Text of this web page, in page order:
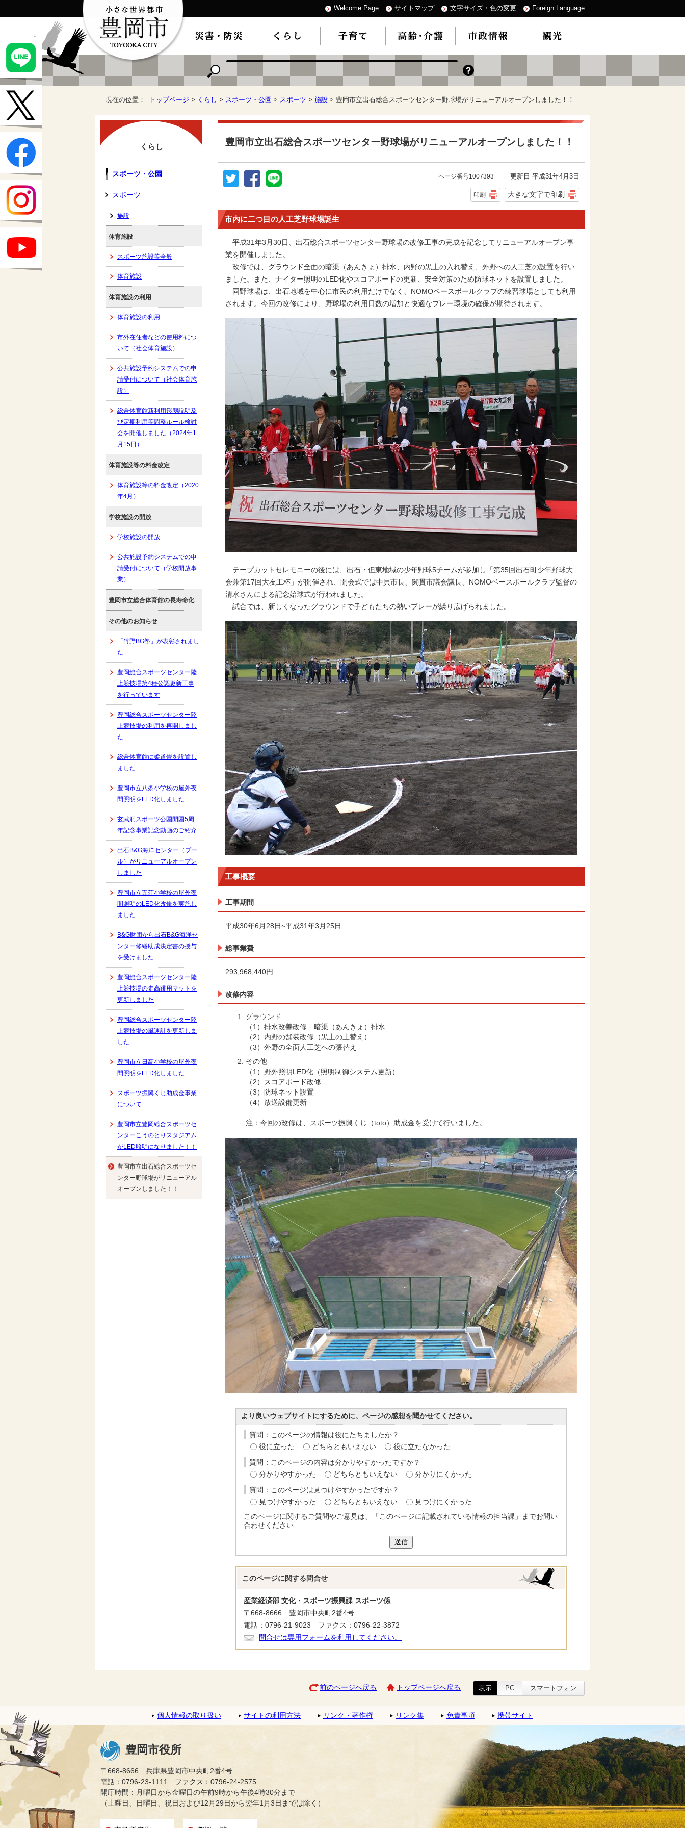
Welcome Page サイトマップ 文字サイズ・色の変更 Foreign Language
現在の位置： トップページ > くらし > スポーツ・公園 > スポーツ > 施設 > 豊岡市立出石総合スポーツセンター野球場がリニューアルオープンしました！！
豊岡市立出石総合スポーツセンター野球場がリニューアルオープンしました！！
ページ番号1007393 更新日 平成31年4月3日
印刷 大きな文字で印刷
市内に二つ目の人工芝野球場誕生
平成31年3月30日、出石総合スポーツセンター野球場の改修工事の完成を記念してリニューアルオープン事
業を開催しました。
改修では、グラウンド全面の暗渠（あんきょ）排水、内野の黒土の入れ替え、外野への人工芝の設置を行い
ました。また、ナイター照明のLED化やスコアボードの更新、安全対策のため防球ネットを設置しました。
同野球場は、出石地域を中心に市民の利用だけでなく、NOMOベースボールクラブの練習球場としても利用
されます。今回の改修により、野球場の利用日数の増加と快適なプレー環境の確保が期待されます。
テープカットセレモニーの後には、出石・但東地域の少年野球5チームが参加し「第35回出石町少年野球大
会兼第17回大友工杯」が開催され、開会式では中貝市長、関貫市議会議長、NOMOベースボールクラブ監督の
清水さんによる記念始球式が行われました。
試合では、新しくなったグラウンドで子どもたちの熱いプレーが繰り広げられました。
工事概要
工事期間
平成30年6月28日~平成31年3月25日
総事業費
293,968,440円
改修内容
グラウンド
（1）排水改善改修 暗渠（あんきょ）排水
（2）内野の舗装改修（黒土の土替え）
（3）外野の全面人工芝への張替え
その他
（1）野外照明LED化（照明制御システム更新）
（2）スコアボード改修
（3）防球ネット設置
（4）放送設備更新
注：今回の改修は、スポーツ振興くじ（toto）助成金を受けて行いました。
より良いウェブサイトにするために、ページの感想を聞かせてください。
質問：このページの情報は役にたちましたか？
役に立った
どちらともいえない 役に立たなかった
質問：このページの内容は分かりやすかったですか？
分かりやすかった
どちらともいえない 分かりにくかった
質問：このページは見つけやすかったですか？
見つけやすかった
どちらともいえない
見つけにくかった
このページに関するご質問やご意見は、「このページに記載されている情報の担当課」までお問い
合わせください
送信
このページに関する 問合せ
産業経済部 文化・スポーツ振興課 スポーツ係
〒668-8666 豊岡市中央町2番4号
電話：0796-21-9023 ファクス：0796-22-3872
問合せは専用フォームを利用してください。
くらし
スポーツ・公園
スポーツ
施設
体育施設
スポーツ施設等全般
体育施設
体育施設の利用
体育施設の利用
市外在住者などの使用料につ
いて（社会体育施設）
公共施設予約システムでの申
請受付について（社会体育施
設）
総合体育館新利用形態説明及
び定期利用等調整ルール検討
会を開催しました（2024年1
月15日）
体育施設等の料金改定
体育施設等の料金改定（2020
年4月）
学校施設の開放
学校施設の開放
公共施設予約システムでの申
請受付について（学校開放事
業）
豊岡市立総合体育館の長寿命化
その他のお知らせ
「竹野BG塾」が表彰されまし
た
豊岡総合スポーツセンター陸
上競技場第4種公認更新工事
を行っています
豊岡総合スポーツセンター陸
上競技場の利用を再開しまし
た
総合体育館に柔道畳を設置し
ました
豊岡市立八条小学校の屋外夜
間照明をLED化しました
玄武洞スポーツ公園開園5周
年記念事業記念動画のご紹介
出石B&G海洋センター（プー
ル）がリニューアルオープン
しました
豊岡市立五荘小学校の屋外夜
間照明のLED化改修を実施し
ました
B&G財団から出石B&G海洋セ
ンター修繕助成決定書の授与
を受けました
豊岡総合スポーツセンター陸
上競技場の走高跳用マットを
更新しました
豊岡総合スポーツセンター陸
上競技場の風速計を更新しま
した
豊岡市立日高小学校の屋外夜
間照明をLED化しました
スポーツ振興くじ助成金事業
について
豊岡市立豊岡総合スポーツセ
ンターこうのとりスタジアム
がLED照明になりました！！
豊岡市立出石総合スポーツセ
ンター野球場がリニューアル
オープンしました！！
前のページへ戻る トップページへ戻る 表示 PC スマートフォン
個人情報の取り扱い サイトの利用方法 リンク・著作権 リンク集 免責事項 携帯サイト
豊岡市役所
〒668-8666 兵庫県豊岡市中央町2番4号
電話：0796-23-1111 ファクス：0796-24-2575
開庁時間：月曜日から金曜日の午前9時から午後4時30分まで
（土曜日、日曜日、祝日および12月29日から翌年1月3日までは除く）